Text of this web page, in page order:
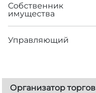
Собственник
имущества
Управляющий
Организатор торгов